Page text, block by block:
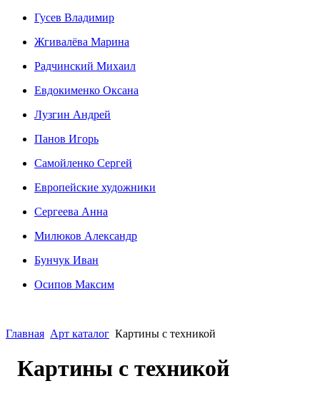
Гусев Владимир
Жгивалёва Марина
Радчинский Михаил
Евдокименко Оксана
Лузгин Андрей
Панов Игорь
Сaмoйленко Сергей
Европейские художники
Сергеева Анна
Милюков Александр
Бунчук Иван
Осипoв Максим
Главная Арт каталог Картины с техникой
Картины с техникой